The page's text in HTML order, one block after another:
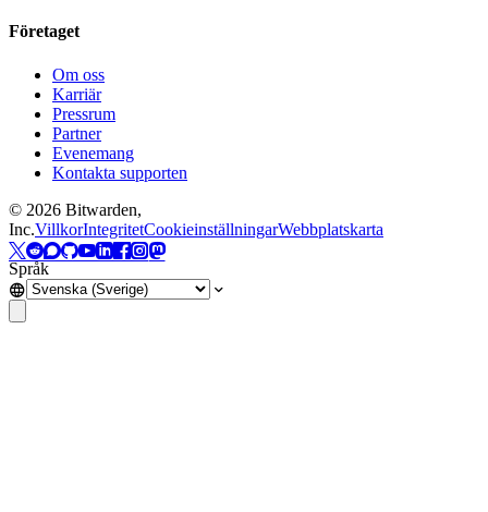
Företaget
Om oss
Karriär
Pressrum
Partner
Evenemang
Kontakta supporten
© 2026 Bitwarden,
Inc.VillkorIntegritetCookieinställningarWebbplatskarta
Språk